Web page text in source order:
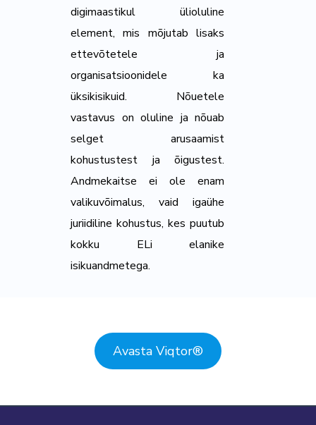
digimaastikul ülioluline
element, mis mõjutab lisaks
ettevõtetele ja
organisatsioonidele ka
üksikisikuid. Nõuetele
vastavus on oluline ja nõuab
selget arusaamist
kohustustest ja õigustest.
Andmekaitse ei ole enam
valikuvõimalus, vaid igaühe
juriidiline kohustus, kes puutub
kokku ELi elanike
isikuandmetega.
Avasta Viqtor®